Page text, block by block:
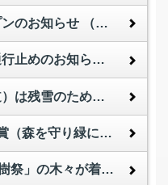
のお知らせ （2026年05月26日 ）
止めのお知らせ （2026
のため閉鎖中です
親しむ功労者）について
が着実に成長しています